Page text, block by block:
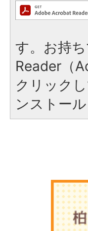
す。お持
Reader（
クリック
ンストー